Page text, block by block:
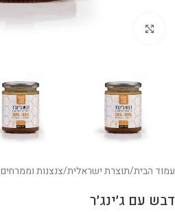
עמוד הבית/תוצרת ישראלית/צנצנות וממרחים
דבש עם ג׳ינג׳ר